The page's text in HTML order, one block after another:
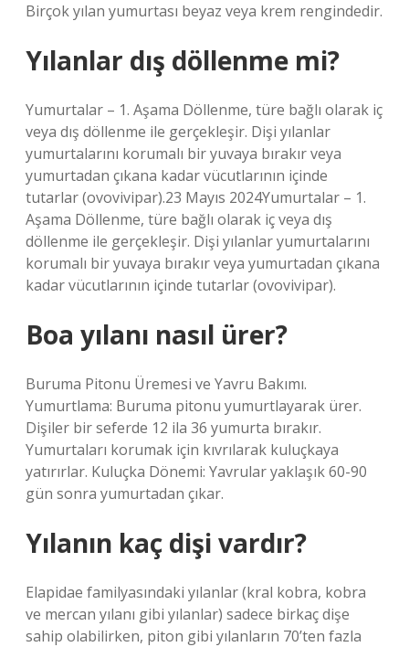
Birçok yılan yumurtası beyaz veya krem ​​rengindedir.
Yılanlar dış döllenme mi?
Yumurtalar – 1. Aşama Döllenme, türe bağlı olarak iç
veya dış döllenme ile gerçekleşir. Dişi yılanlar
yumurtalarını korumalı bir yuvaya bırakır veya
yumurtadan çıkana kadar vücutlarının içinde
tutarlar (ovovivipar).23 Mayıs 2024Yumurtalar – 1.
Aşama Döllenme, türe bağlı olarak iç veya dış
döllenme ile gerçekleşir. Dişi yılanlar yumurtalarını
korumalı bir yuvaya bırakır veya yumurtadan çıkana
kadar vücutlarının içinde tutarlar (ovovivipar).
Boa yılanı nasıl ürer?
Buruma Pitonu Üremesi ve Yavru Bakımı.
Yumurtlama: Buruma pitonu yumurtlayarak ürer.
Dişiler bir seferde 12 ila 36 yumurta bırakır.
Yumurtaları korumak için kıvrılarak kuluçkaya
yatırırlar. Kuluçka Dönemi: Yavrular yaklaşık 60-90
gün sonra yumurtadan çıkar.
Yılanın kaç dişi vardır?
Elapidae familyasındaki yılanlar (kral kobra, kobra
ve mercan yılanı gibi yılanlar) sadece birkaç dişe
sahip olabilirken, piton gibi yılanların 70’ten fazla